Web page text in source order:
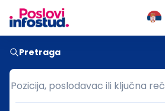
Pretraga
Pozicija, poslodavac ili ključna reč
Pozicija, poslodavac ili ključna reč